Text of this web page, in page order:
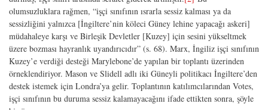
olumsuzluklara rağmen, “işçi sınıfının ısrarla sessiz kalması ya da
sessizliğini yalnızca [İngiltere’nin köleci Güney lehine yapacağı askeri]
müdahaleye karşı ve Birleşik Devletler [Kuzey] için sesini yükseltmek
üzere bozması hayranlık uyandırıcıdır” (s. 68). Marx, İngiliz işçi sınıfının
Kuzey’e verdiği desteği Marylebone’de yapılan bir toplantı üzerinden
örneklendiriyor. Mason ve Slidell adlı iki Güneyli politikacı İngiltere’den
destek istemek için Londra’ya gelir. Toplantının katılımcılarından Votes,
işçi sınıfının bu duruma sessiz kalamayacağını ifade ettikten sonra, şöyle